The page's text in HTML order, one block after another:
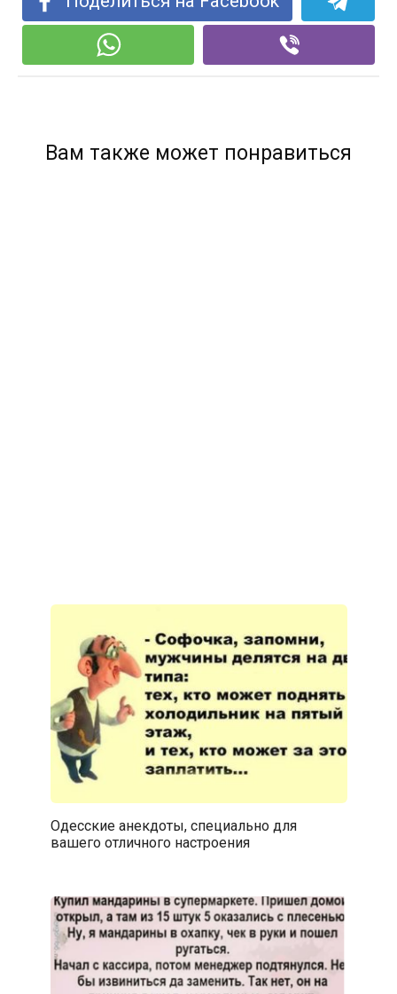
Вам также может понравиться
Одесские анекдоты, специально для
вашего отличного настроения